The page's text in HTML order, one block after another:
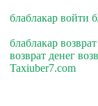
блаблакар войти
блаблакар
возврат денег
Taxiuber7.com